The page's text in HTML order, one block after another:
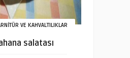
VE KAHVALTILIKLAR
salatası